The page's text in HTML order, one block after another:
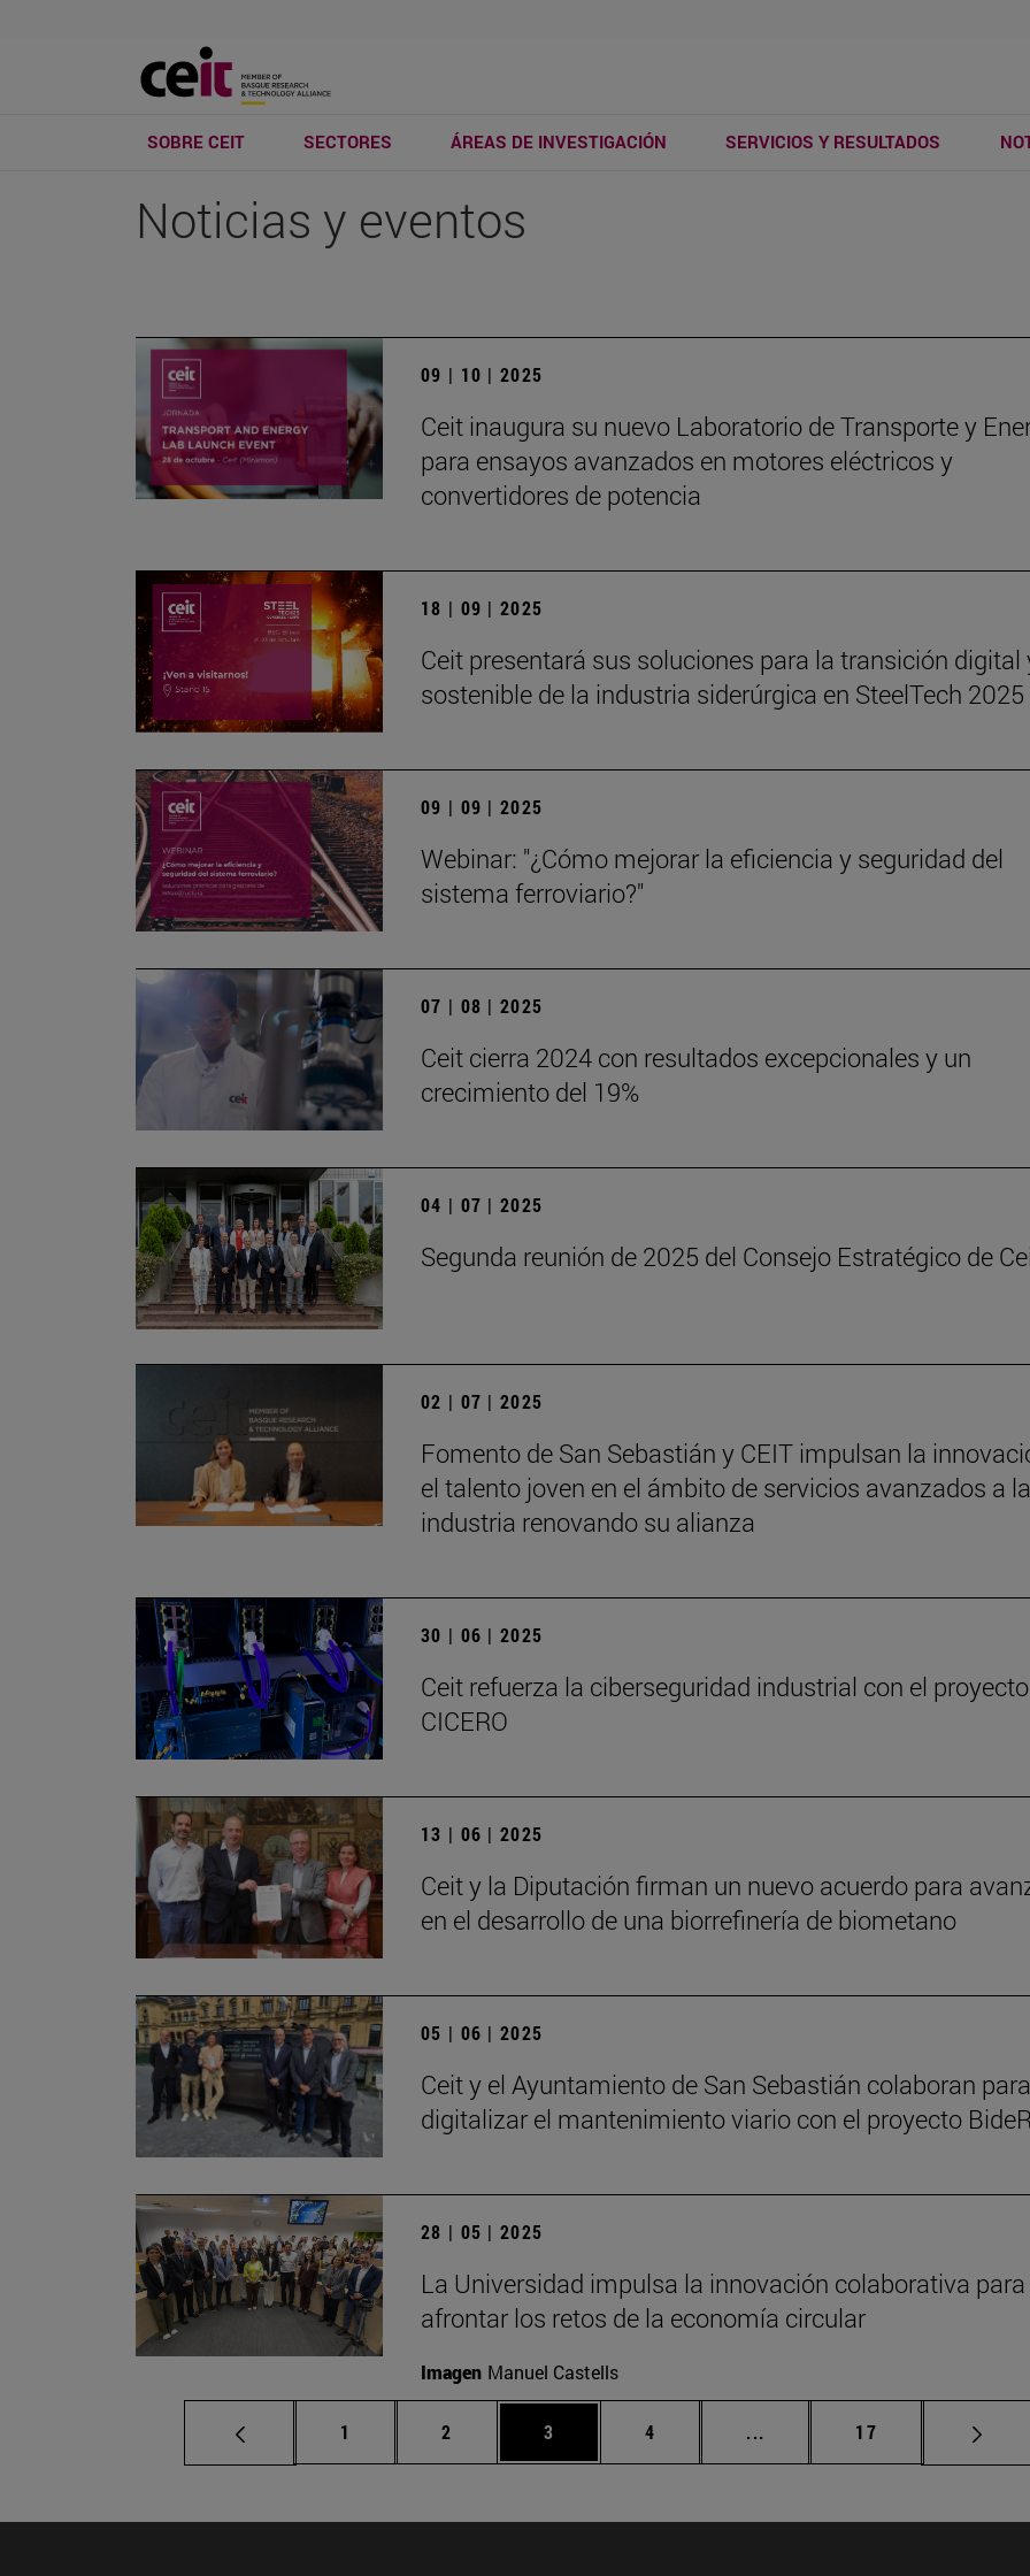
SOBRE CEIT SECTORES ÁREAS DE INVESTIGACIÓN SERVICIOS Y RESULTADOS
Noticias y eventos
09 | 10 | 2025
Ceit inaugura su nuevo Laboratorio de Transporte y
para ensayos avanzados en motores eléctricos y
convertidores de potencia
18 | 09 | 2025
Ceit presentará sus soluciones para la transición digital
sostenible de la industria siderúrgica en SteelTech 2025
09 | 09 | 2025
Webinar: "¿Cómo mejorar la eficiencia y seguridad del
sistema ferroviario?"
07 | 08 | 2025
Ceit cierra 2024 con resultados excepcionales y un
crecimiento del 19%
04 | 07 | 2025
Segunda reunión de 2025 del Consejo Estratégico de
02 | 07 | 2025
Fomento de San Sebastián y CEIT impulsan la
el talento joven en el ámbito de servicios avanzados a la
industria renovando su alianza
30 | 06 | 2025
Ceit refuerza la ciberseguridad industrial con el proyecto
CICERO
13 | 06 | 2025
Ceit y la Diputación firman un nuevo acuerdo para
en el desarrollo de una biorrefinería de biometano
05 | 06 | 2025
Ceit y el Ayuntamiento de San Sebastián colaboran para
digitalizar el mantenimiento viario con el proyecto
28 | 05 | 2025
La Universidad impulsa la innovación colaborativa para
afrontar los retos de la economía circular
Imagen Manuel Castells
Página
1 Página
2 Página
3 Página
4 ... Páginas intermedias Use TAB
Página
17